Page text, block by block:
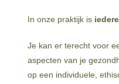
In onze praktijk is
Je kan er terecht voor
aspecten van je
op een individuele,